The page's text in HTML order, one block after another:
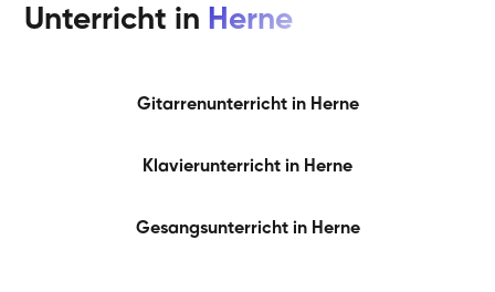
Unterricht in Herne
Gitarrenunterricht in Herne
Klavierunterricht in Herne
Gesangsunterricht in Herne